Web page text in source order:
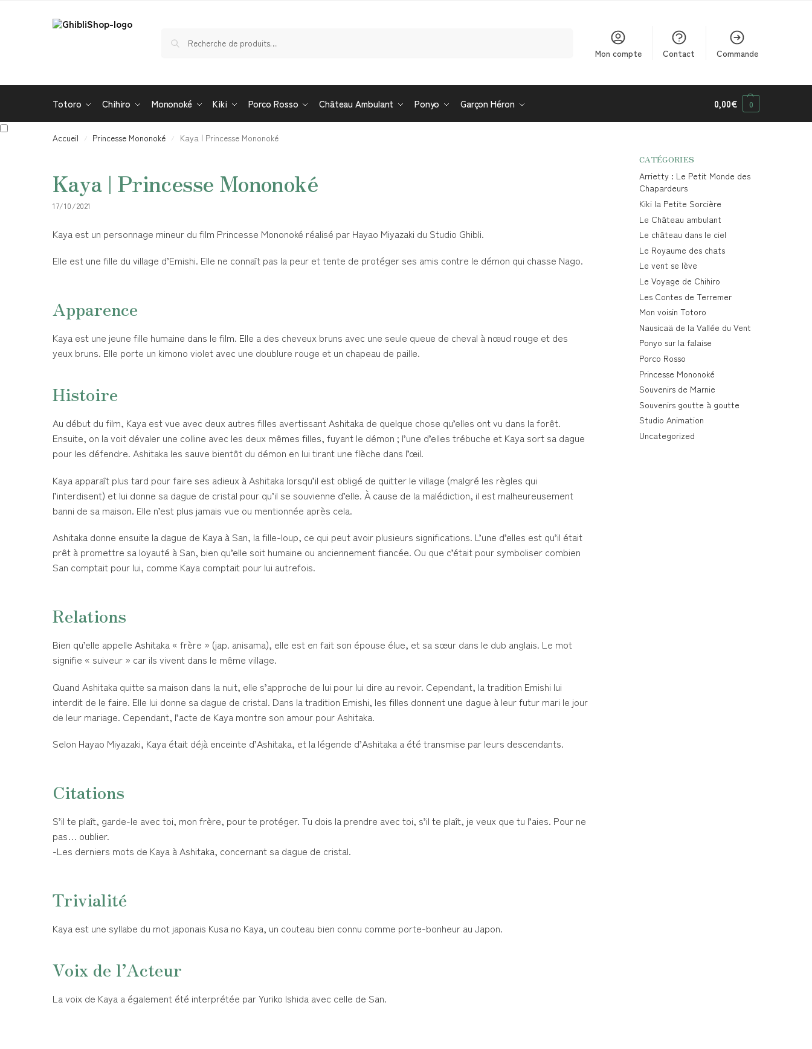
Mon compte Contact Commande
Totoro Chihiro Mononoké Kiki Porco Rosso Château Ambulant Ponyo Garçon Héron 0,00€ 0
Accueil / Princesse Mononoké / Kaya | Princesse Mononoké
Kaya | Princesse Mononoké
17/10/2021
Kaya est un personnage mineur du film Princesse Mononoké réalisé par Hayao Miyazaki du Studio Ghibli.
Elle est une fille du village d’Emishi. Elle ne connaît pas la peur et tente de protéger ses amis contre le démon qui chasse Nago.
Apparence
Kaya est une jeune fille humaine dans le film. Elle a des cheveux bruns avec une seule queue de cheval à nœud rouge et des
yeux bruns. Elle porte un kimono violet avec une doublure rouge et un chapeau de paille.
Histoire
Au début du film, Kaya est vue avec deux autres filles avertissant Ashitaka de quelque chose qu’elles ont vu dans la forêt.
Ensuite, on la voit dévaler une colline avec les deux mêmes filles, fuyant le démon ; l’une d’elles trébuche et Kaya sort sa dague
pour les défendre. Ashitaka les sauve bientôt du démon en lui tirant une flèche dans l’œil.
Kaya apparaît plus tard pour faire ses adieux à Ashitaka lorsqu’il est obligé de quitter le village (malgré les règles qui
l’interdisent) et lui donne sa dague de cristal pour qu’il se souvienne d’elle. À cause de la malédiction, il est malheureusement
banni de sa maison. Elle n’est plus jamais vue ou mentionnée après cela.
Ashitaka donne ensuite la dague de Kaya à San, la fille-loup, ce qui peut avoir plusieurs significations. L’une d’elles est qu’il était
prêt à promettre sa loyauté à San, bien qu’elle soit humaine ou anciennement fiancée. Ou que c’était pour symboliser combien
San comptait pour lui, comme Kaya comptait pour lui autrefois.
Relations
Bien qu’elle appelle Ashitaka « frère » (jap. anisama), elle est en fait son épouse élue, et sa sœur dans le dub anglais. Le mot
signifie « suiveur » car ils vivent dans le même village.
Quand Ashitaka quitte sa maison dans la nuit, elle s’approche de lui pour lui dire au revoir. Cependant, la tradition Emishi lui
interdit de le faire. Elle lui donne sa dague de cristal. Dans la tradition Emishi, les filles donnent une dague à leur futur mari le jour
de leur mariage. Cependant, l’acte de Kaya montre son amour pour Ashitaka.
Selon Hayao Miyazaki, Kaya était déjà enceinte d’Ashitaka, et la légende d’Ashitaka a été transmise par leurs descendants.
Citations
S’il te plaît, garde-le avec toi, mon frère, pour te protéger. Tu dois la prendre avec toi, s’il te plaît, je veux que tu l’aies. Pour ne
pas… oublier.
-Les derniers mots de Kaya à Ashitaka, concernant sa dague de cristal.
Trivialité
Kaya est une syllabe du mot japonais Kusa no Kaya, un couteau bien connu comme porte-bonheur au Japon.
Voix de l’Acteur
La voix de Kaya a également été interprétée par Yuriko Ishida avec celle de San.
CATÉGORIES
Arrietty : Le Petit Monde des
Chapardeurs
Kiki la Petite Sorcière
Le Château ambulant
Le château dans le ciel
Le Royaume des chats
Le vent se lève
Le Voyage de Chihiro
Les Contes de Terremer
Mon voisin Totoro
Nausicaä de la Vallée du Vent
Ponyo sur la falaise
Porco Rosso
Princesse Mononoké
Souvenirs de Marnie
Souvenirs goutte à goutte
Studio Animation
Uncategorized